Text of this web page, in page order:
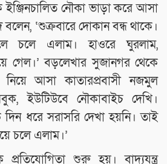
ইঞ্জিনচালিত নৌকা ভাড়া করে আসা
‘শুক্রবারে দোকান বন্ধ থাকে।
চলে এলাম। হাওরে ঘুরলাম,
গেল।’ বড়লেখার সুজানগর থেকে
নিয়ে আসা কাতারপ্রবাসী নজমুল
ইউটিউবে নৌকাবাইচ দেখি।
ধরে সরাসরি দেখা হয়নি। তাই
চলে এলাম।’
প্রতিযোগিতা শুরু হয়। বাদ্যযন্ত্র